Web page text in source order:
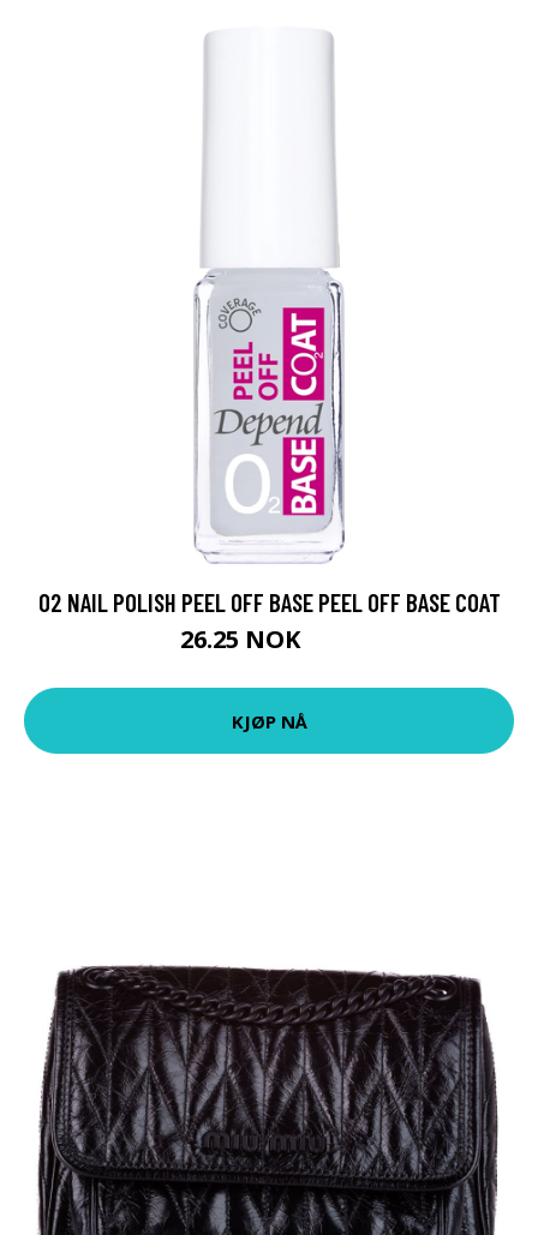
O2 NAIL POLISH PEEL OFF BASE PEEL OFF BASE COAT
26.25 NOK
KJØP NÅ